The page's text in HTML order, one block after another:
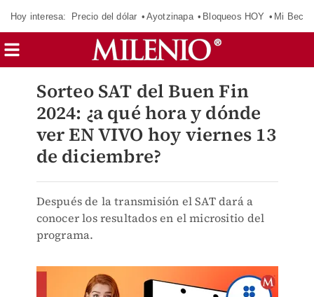
Hoy interesa: Precio del dólar Ayotzinapa Bloqueos HOY Mi Beca
Sorteo SAT del Buen Fin
2024: ¿a qué hora y dónde
ver EN VIVO hoy viernes 13
de diciembre?
Después de la transmisión el SAT dará a
conocer los resultados en el micrositio del
programa.